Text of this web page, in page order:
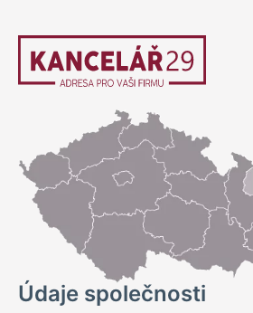
Údaje společnosti